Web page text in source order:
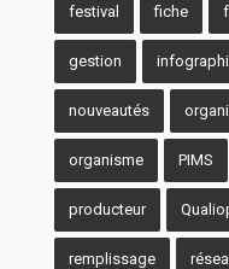
festival fiche
gestion
nouveautés
organisme PIMS
producteur
remplissage